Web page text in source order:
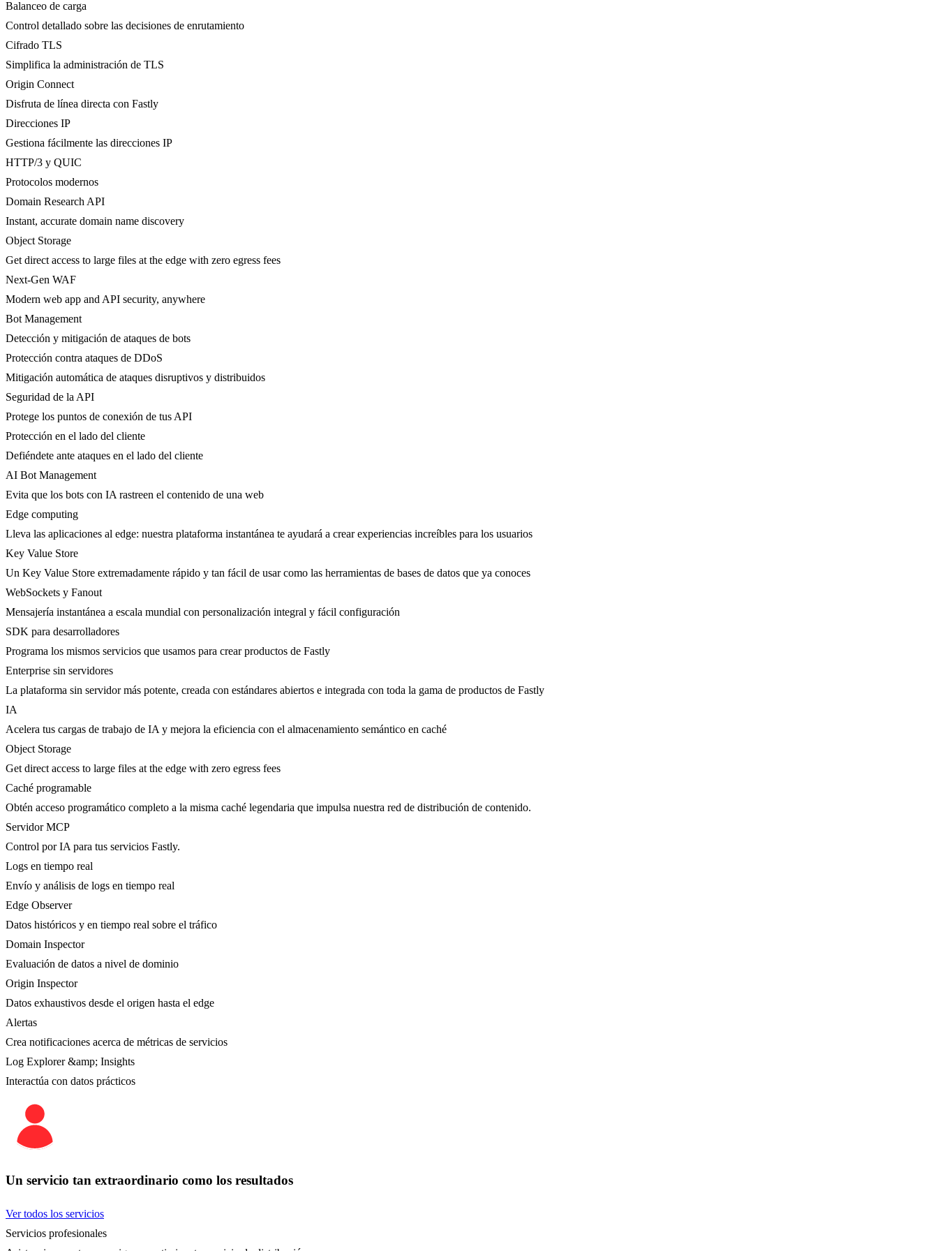
Balanceo de carga
Control detallado sobre las decisiones de enrutamiento
Cifrado TLS
Simplifica la administración de TLS
Origin Connect
Disfruta de línea directa con Fastly
Direcciones IP
Gestiona fácilmente las direcciones IP
HTTP/3 y QUIC
Protocolos modernos
Domain Research API
Instant, accurate domain name discovery
Object Storage
Get direct access to large files at the edge with zero egress fees
Next-Gen WAF
Modern web app and API security, anywhere
Bot Management
Detección y mitigación de ataques de bots
Protección contra ataques de DDoS
Mitigación automática de ataques disruptivos y distribuidos
Seguridad de la API
Protege los puntos de conexión de tus API
Protección en el lado del cliente
Defiéndete ante ataques en el lado del cliente
AI Bot Management
Evita que los bots con IA rastreen el contenido de una web
Edge computing
Lleva las aplicaciones al edge: nuestra plataforma instantánea te ayudará a crear experiencias increíbles para los usuarios
Key Value Store
Un Key Value Store extremadamente rápido y tan fácil de usar como las herramientas de bases de datos que ya conoces
WebSockets y Fanout
Mensajería instantánea a escala mundial con personalización integral y fácil configuración
SDK para desarrolladores
Programa los mismos servicios que usamos para crear productos de Fastly
Enterprise sin servidores
La plataforma sin servidor más potente, creada con estándares abiertos e integrada con toda la gama de productos de Fastly
IA
Acelera tus cargas de trabajo de IA y mejora la eficiencia con el almacenamiento semántico en caché
Object Storage
Get direct access to large files at the edge with zero egress fees
Caché programable
Obtén acceso programático completo a la misma caché legendaria que impulsa nuestra red de distribución de contenido.
Servidor MCP
Control por IA para tus servicios Fastly.
Logs en tiempo real
Envío y análisis de logs en tiempo real
Edge Observer
Datos históricos y en tiempo real sobre el tráfico
Domain Inspector
Evaluación de datos a nivel de dominio
Origin Inspector
Datos exhaustivos desde el origen hasta el edge
Alertas
Crea notificaciones acerca de métricas de servicios
Log Explorer &amp; Insights
Interactúa con datos prácticos
Un servicio tan extraordinario como los resultados
Ver todos los servicios
Servicios profesionales